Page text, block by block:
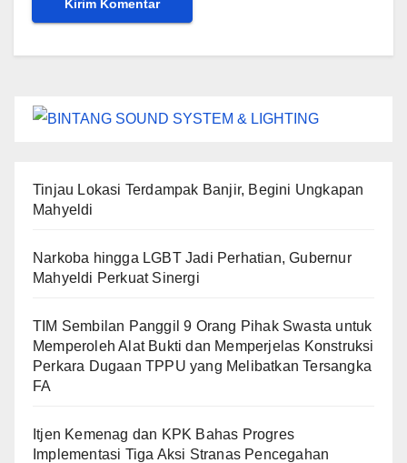
Tinjau Lokasi Terdampak Banjir, Begini Ungkapan
Mahyeldi
Narkoba hingga LGBT Jadi Perhatian, Gubernur
Mahyeldi Perkuat Sinergi
TIM Sembilan Panggil 9 Orang Pihak Swasta untuk
Memperoleh Alat Bukti dan Memperjelas Konstruksi
Perkara Dugaan TPPU yang Melibatkan Tersangka
FA
Itjen Kemenag dan KPK Bahas Progres
Implementasi Tiga Aksi Stranas Pencegahan